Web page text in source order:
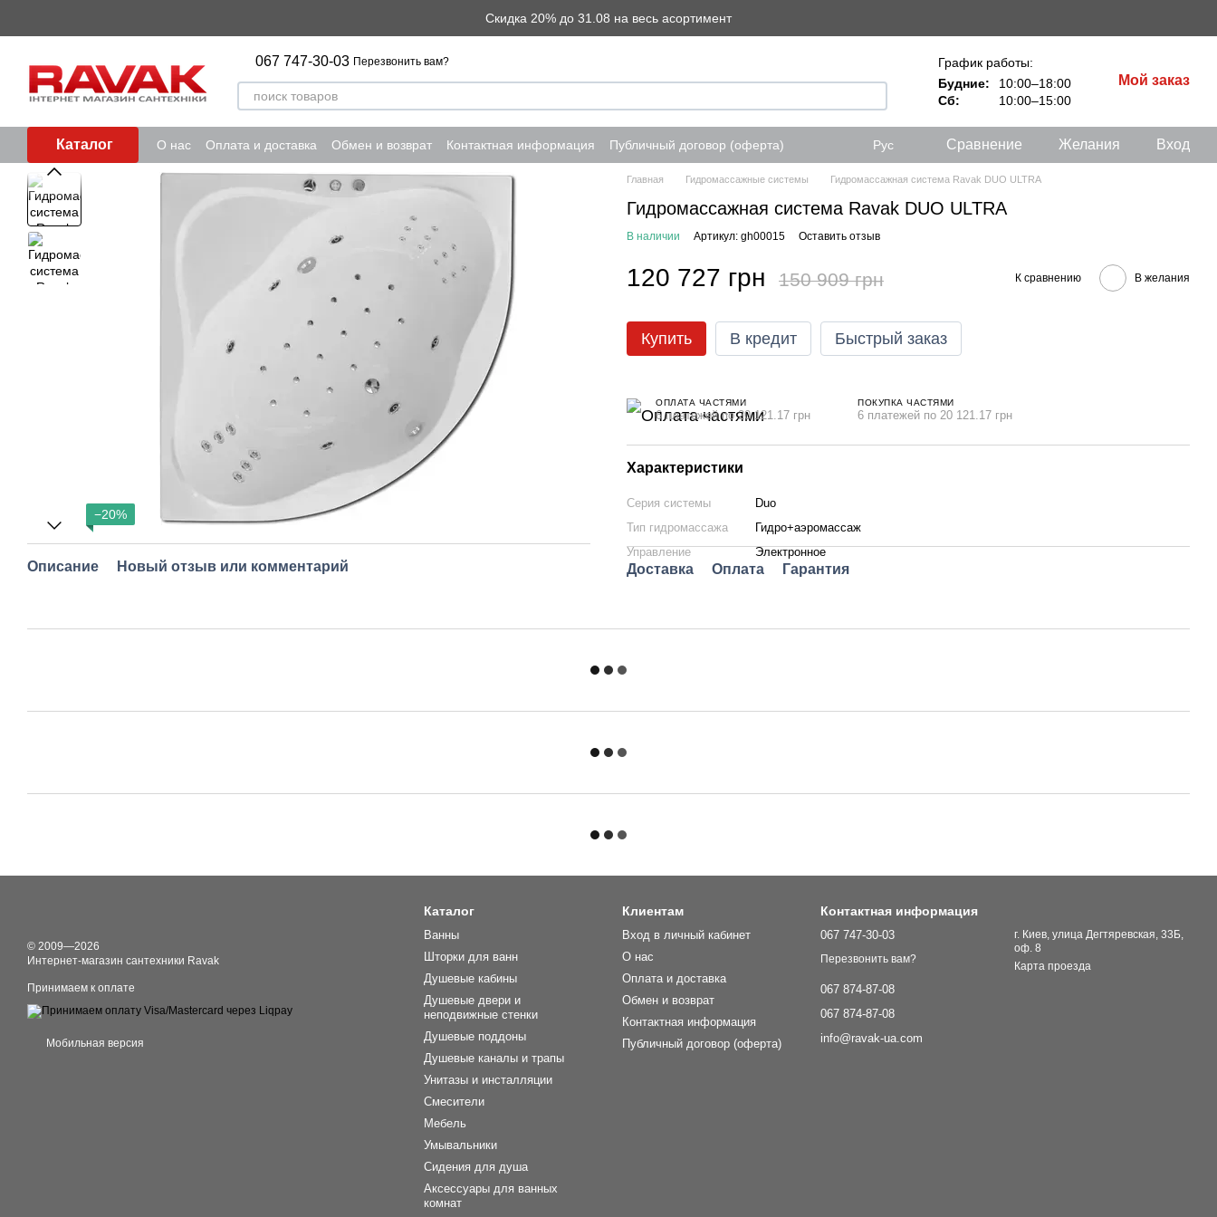
Скидка 20% до 31.08 на весь асортимент
067 747-30-03 Перезвонить вам?
График работы:
Будние:
10:00–18:00
Сб:
10:00–15:00
Мой заказ
Каталог О нас Оплата и доставка Обмен и возврат Контактная информация Публичный договор (оферта) Рус Сравнение Желания Вход
−20%
Описание Новый отзыв или комментарий
Главная Гидромассажные системы Гидромассажная система Ravak DUO ULTRA
Гидромассажная система Ravak DUO ULTRA
В наличии Артикул: gh00015 Оставить отзыв
120 727 грн 150 909 грн К сравнению В желания
Купить В кредит Быстрый заказ
ОПЛАТА ЧАСТЯМИ
6 платежей по 20 121.17 грн
ПОКУПКА ЧАСТЯМИ
6 платежей по 20 121.17 грн
Характеристики
Серия системы
Duo
Тип гидромассажа
Гидро+аэромассаж
Управление
Электронное
Доставка Оплата Гарантия
© 2009—2026
Интернет-магазин сантехники Ravak
Принимаем к оплате
Мобильная версия
Каталог
Ванны
Шторки для ванн
Душевые кабины
Душевые двери и
неподвижные стенки
Душевые поддоны
Душевые каналы и трапы
Унитазы и инсталляции
Смесители
Мебель
Умывальники
Сидения для душа
Аксессуары для ванных
комнат
Клиентам
Вход в личный кабинет
О нас
Оплата и доставка
Обмен и возврат
Контактная информация
Публичный договор (оферта)
Контактная информация
067 747-30-03
Перезвонить вам?
067 874-87-08
067 874-87-08
info@ravak-ua.com
г. Киев, улица Дегтяревская, 33Б,
оф. 8
Карта проезда